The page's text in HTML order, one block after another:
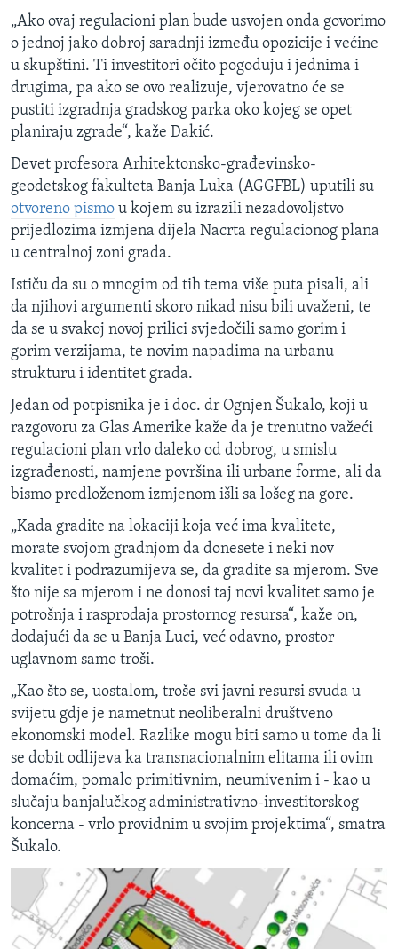
„Ako ovaj regulacioni plan bude usvojen onda govorimo
o jednoj jako dobroj saradnji između opozicije i većine
u skupštini. Ti investitori očito pogoduju i jednima i
drugima, pa ako se ovo realizuje, vjerovatno će se
pustiti izgradnja gradskog parka oko kojeg se opet
planiraju zgrade“, kaže Dakić.
Devet profesora Arhitektonsko-građevinsko-
geodetskog fakulteta Banja Luka (AGGFBL) uputili su
otvoreno pismo u kojem su izrazili nezadovoljstvo
prijedlozima izmjena dijela Nacrta regulacionog plana
u centralnoj zoni grada.
Ističu da su o mnogim od tih tema više puta pisali, ali
da njihovi argumenti skoro nikad nisu bili uvaženi, te
da se u svakoj novoj prilici svjedočili samo gorim i
gorim verzijama, te novim napadima na urbanu
strukturu i identitet grada.
Jedan od potpisnika je i doc. dr Ognjen Šukalo, koji u
razgovoru za Glas Amerike kaže da je trenutno važeći
regulacioni plan vrlo daleko od dobrog, u smislu
izgrađenosti, namjene površina ili urbane forme, ali da
bismo predloženom izmjenom išli sa lošeg na gore.
„Kada gradite na lokaciji koja već ima kvalitete,
morate svojom gradnjom da donesete i neki nov
kvalitet i podrazumijeva se, da gradite sa mjerom. Sve
što nije sa mjerom i ne donosi taj novi kvalitet samo je
potrošnja i rasprodaja prostornog resursa“, kaže on,
dodajući da se u Banja Luci, već odavno, prostor
uglavnom samo troši.
„Kao što se, uostalom, troše svi javni resursi svuda u
svijetu gdje je nametnut neoliberalni društveno
ekonomski model. Razlike mogu biti samo u tome da li
se dobit odlijeva ka transnacionalnim elitama ili ovim
domaćim, pomalo primitivnim, neumivenim i - kao u
slučaju banjalučkog administrativno-investitorskog
koncerna - vrlo providnim u svojim projektima“, smatra
Šukalo.